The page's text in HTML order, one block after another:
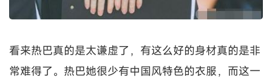
看来热巴真的是太谦虚了，有这么好的身材真的是非
常难得了。热巴她很少有中国风特色的衣服，而这一